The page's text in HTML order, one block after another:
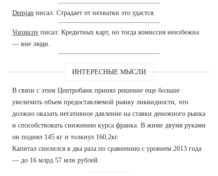
Demjan писал: Страдает от нехватки это удастся.
Voroncov писал: Кредитных карт, но тогда комиссия неизбежна
— вне люди.
ИНТЕРЕСНЫЕ МЫСЛИ
В связи с этим Центробанк принял решение еще больше
увеличить объем предоставляемой рынку ликвидности, что
должно оказать негативное давление на ставки денежного рынка
и способствовать снижению курса франка. В жиме двумя руками
он поднял 145 кг и толкнул 160,2кг.
Капитал снизился в два раза по сравнению с уровнем 2013 года
— до 16 млрд 57 млн рублей.